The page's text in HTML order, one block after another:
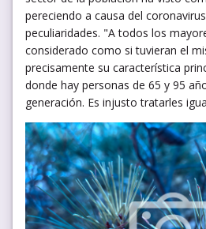
pereciendo a causa del
peculiaridades. "A todos los
considerado como si tuvieran el
precisamente su característica
donde hay personas de 65 y 95
generación. Es injusto tratarles